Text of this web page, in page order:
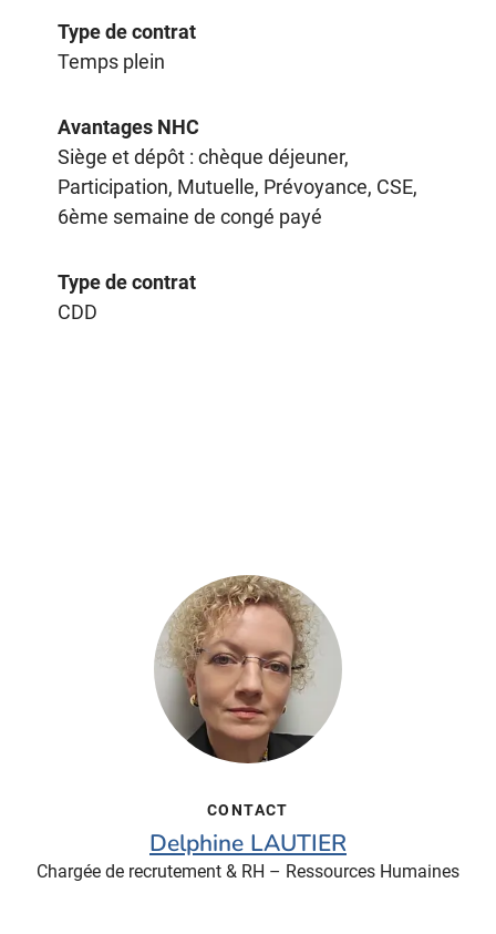
Type de contrat
Temps plein
Avantages NHC
Siège et dépôt : chèque déjeuner,
Participation, Mutuelle, Prévoyance, CSE,
6ème semaine de congé payé
Type de contrat
CDD
CONTACT
Delphine LAUTIER
Chargée de recrutement & RH – Ressources Humaines